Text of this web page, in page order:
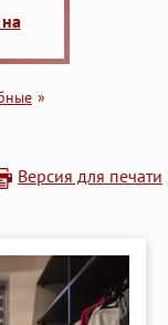
Версия для печати